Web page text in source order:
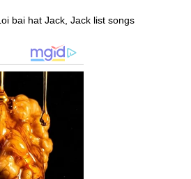
bai hat Jack, Jack list songs